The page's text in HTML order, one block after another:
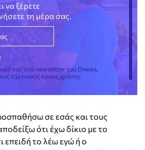
να ξέρετε
τη μέρα σας.
σας στο newsletter του Dnews,
σχετικούς όρους χρήσης
σε εσάς και τους
ότι έχω δίκιο με το
επειδή το λέω εγώ ή ο